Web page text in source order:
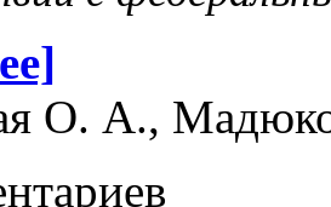
О. А.,